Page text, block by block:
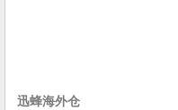
迅蜂海外仓